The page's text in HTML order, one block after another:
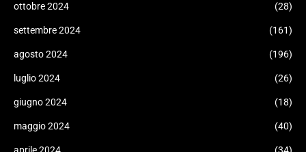
ottobre 2024 (28)
settembre 2024 (161)
agosto 2024 (196)
luglio 2024 (26)
giugno 2024 (18)
maggio 2024 (40)